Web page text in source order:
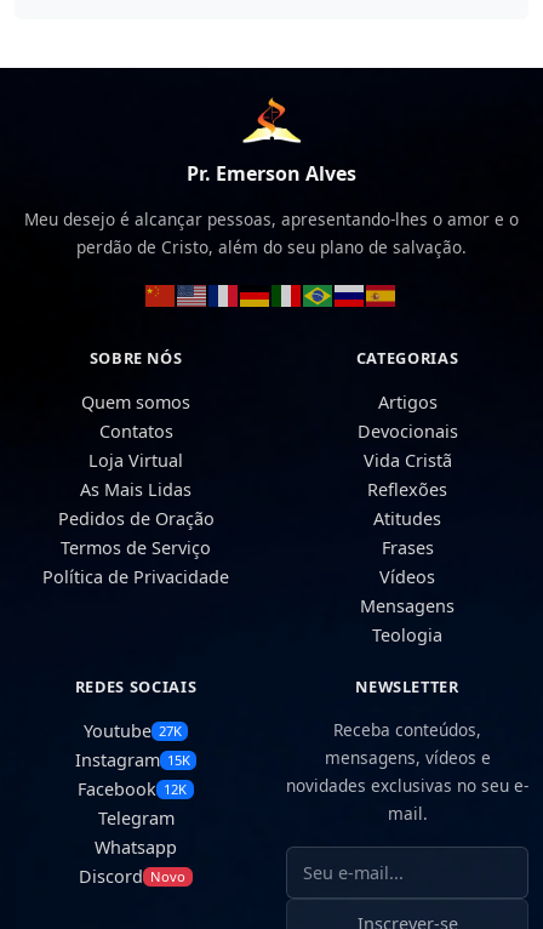
Pr. Emerson Alves
Meu desejo é alcançar pessoas, apresentando-lhes o amor e o
perdão de Cristo, além do seu plano de salvação.
SOBRE NÓS
Quem somos
Contatos
Loja Virtual
As Mais Lidas
Pedidos de Oração
Termos de Serviço
Política de Privacidade
CATEGORIAS
Artigos
Devocionais
Vida Cristã
Reflexões
Atitudes
Frases
Vídeos
Mensagens
Teologia
REDES SOCIAIS
Youtube 27K
Instagram 15K
Facebook 12K
Telegram
Whatsapp
Discord Novo
NEWSLETTER
Receba conteúdos,
mensagens, vídeos e
novidades exclusivas no seu e-
mail.
Seu e-mail
Inscrever-se